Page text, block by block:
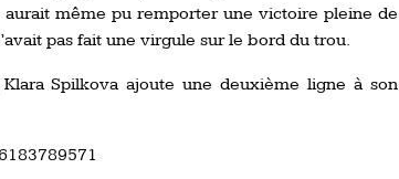
même pu remporter une victoire pleine de
pas fait une virgule sur le bord du trou.
Spilkova ajoute une deuxième ligne à son